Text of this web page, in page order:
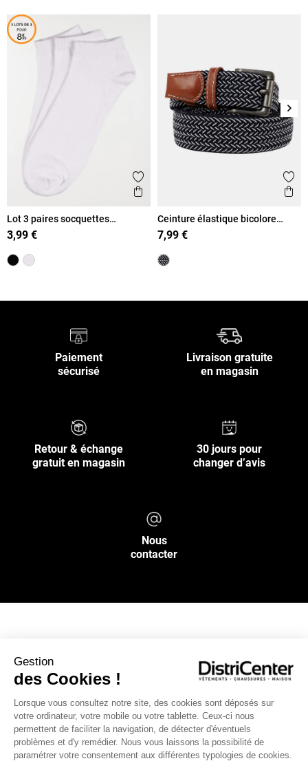
Gestion
des Cookies !
Lorsque vous consultez notre site, des cookies sont déposés sur
votre ordinateur, votre mobile ou votre tablette. Ceux-ci nous
permettent de faciliter la navigation, de détecter d'éventuels
problèmes et d'y remédier. Nous vous laissons la possibilité de
paramétrer votre consentement aux différentes typologies de cookies.
Ajouter aux favoris
Aperçu rapide
Lot 3 paires socquettes
blanches homme
3,99 €
Ceinture élastique bicolore
homme
7,99 €
Paiement
sécurisé
Livraison gratuite
en magasin
Retour & échange
gratuit en magasin
30 jours pour
changer d’avis
Nous
contacter
INFOS PRATIQUES
L’ENSEIGNE DISTRICENTER
Suivez-nous